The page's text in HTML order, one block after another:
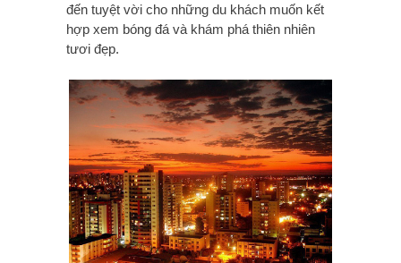
đến tuyệt vời cho những du khách muốn kết
hợp xem bóng đá và khám phá thiên nhiên
tươi đẹp.